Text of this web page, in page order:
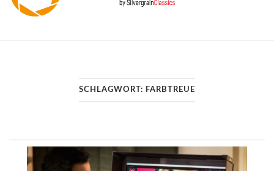
SCHLAGWORT: FARBTREUE